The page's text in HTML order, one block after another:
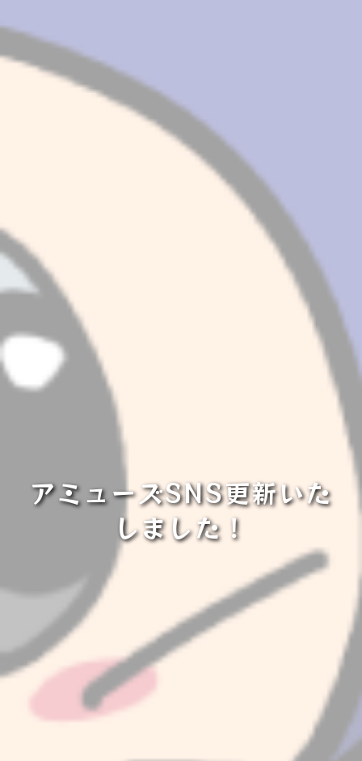
アミューズSNS更新いた
しました！